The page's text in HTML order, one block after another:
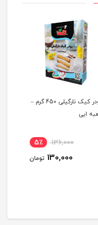
پودر کیک نارگیلی 450 گرم –
ایی
136,000 5٪
130,000 تومان